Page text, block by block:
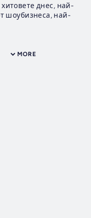
днес, най-
шоубизнеса, най-
MORE